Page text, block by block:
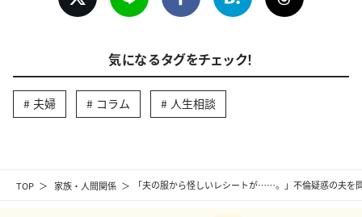
TOP 家族・人間関係 「夫の服から怪しいレシートが……。」不倫疑惑の夫
気になるタグをチェック！
夫婦 コラム 人生相談